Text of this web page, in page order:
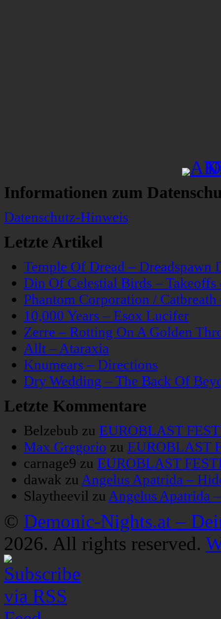
Informationen zum
Datenschutz-Hinweis
Letzte Artikel
Temple Of Dread – Dreadspawn
Din Of Celestial Birds –
Phantom Corporation /
10,000 Years – Esox Lucifer
Zerre – Rotting On A Golden
Allt – Ataraxia
Knumears – Directions
Dry Wedding – The Back Of
Letzte Kommentare
Belzebub zu EUROBLAST
Max Gregorio zu EUROBLAST
carnage9 zu EUROBLAST
dawak zu Angelus Apatrida –
Slaytheevil zu Angelus Apatrida
© Demonic-Nights.at –
2026. All rights reserved.